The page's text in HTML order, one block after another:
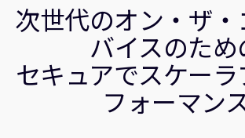
研究連携
ウェブサイト
IR関連
セキュリティ脆弱性の報告
次世代のオン・ザ
バイスのため
セキュアでスケー
フォーマン